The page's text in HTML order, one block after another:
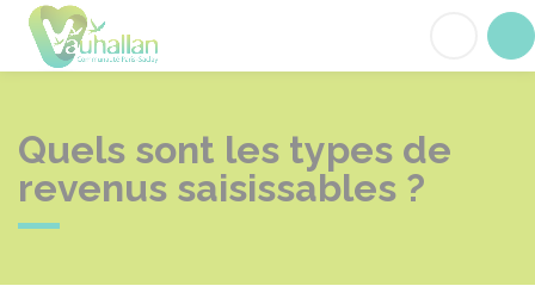
Quels sont les types de
revenus saisissables ?